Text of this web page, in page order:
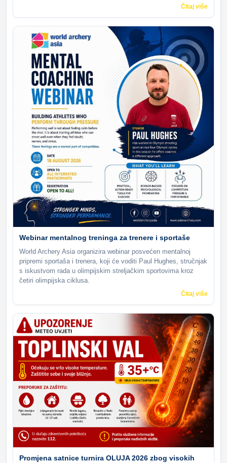
Čitaj više
Webinar mentalnog treninga za trenere i sportaše
World Archery Asia organizira webinar posvećen mentalnoj
pripremi sportaša i trenera, koji će voditi Paul Hughes, stručnjak
s iskustvom rada u olimpijskim streljačkim sportovima kroz
četiri olimpijska ciklusa.
Čitaj više
Promjena satnice turnira OLUJA 2026 zbog visokih